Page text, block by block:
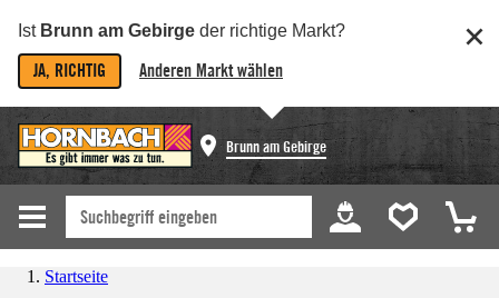
Ist Brunn am Gebirge der richtige Markt?
JA, RICHTIG Anderen Markt wählen
Brunn am Gebirge
Startseite